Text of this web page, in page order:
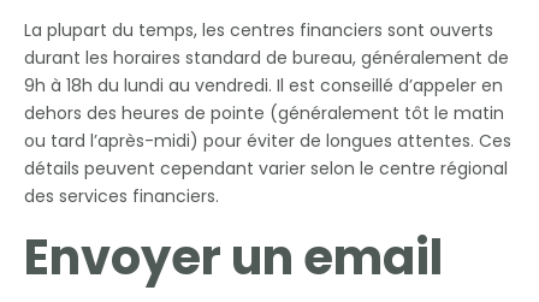
La plupart du temps, les centres financiers sont ouverts
durant les horaires standard de bureau, généralement de
9h à 18h du lundi au vendredi. Il est conseillé d’appeler en
dehors des heures de pointe (généralement tôt le matin
ou tard l’après-midi) pour éviter de longues attentes. Ces
détails peuvent cependant varier selon le centre régional
des services financiers.
Envoyer un email